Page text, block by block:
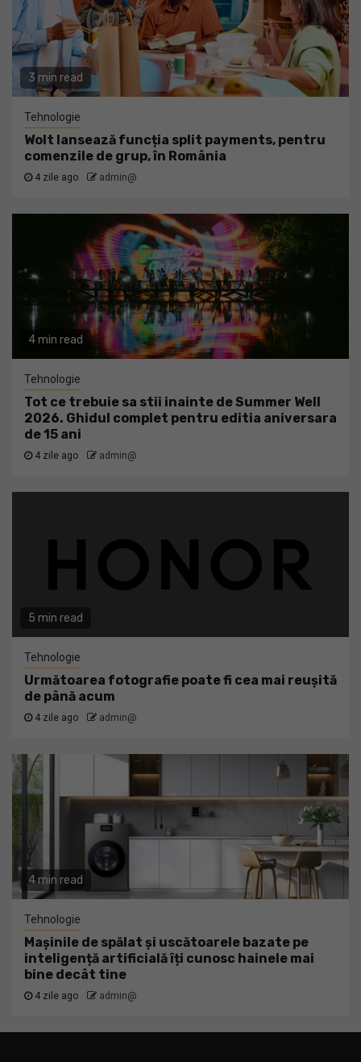
3 min read
Tehnologie
Wolt lansează funcția split payments, pentru
comenzile de grup, în România
4 zile ago admin@
4 min read
Tehnologie
Tot ce trebuie sa stii inainte de Summer Well
2026. Ghidul complet pentru editia aniversara
de 15 ani
4 zile ago admin@
5 min read
Tehnologie
Următoarea fotografie poate fi cea mai reușită
de până acum
4 zile ago admin@
4 min read
Tehnologie
Mașinile de spălat și uscătoarele bazate pe
inteligență artificială îți cunosc hainele mai
bine decât tine
4 zile ago admin@